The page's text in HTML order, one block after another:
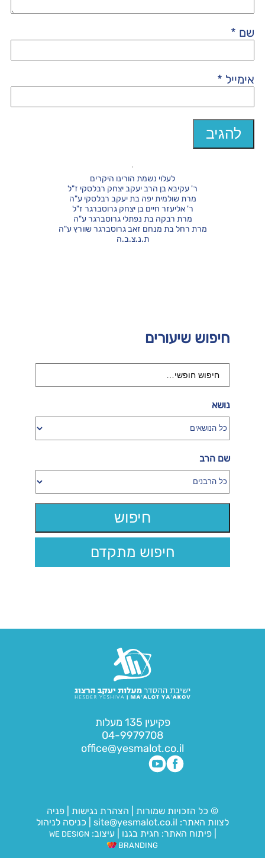
שם *
אימייל *
חיפוש שיעורים
נושא
שם הרב
חיפוש מתקדם
לעלוי נשמת הורינו היקרים
ר' עקיבא בן הרב יעקב יצחק רבלסקי ז"ל
מרת שולמית יפה בת יעקב רבלסקי ע"ה
ר' אליעזר חיים בן יצחק גרוסברגר ז"ל
מרת רבקה בת נפתלי גרוסברגר ע"ה
מרת רחל בת מנחם זאב גרוסברגר שוורץ ע"ה
ת.נ.צ.ב.ה
פקיעין 135 מעלות
04-9979708
office@yesmalot.co.il
© כל הזכויות שמורות הצהרת נגישות
פניה
לצוות האתר: site@yesmalot.co.il
כניסה לניהול
|פיתוח האתר: חגית בגנו עיצוב: WE DESIGN
BRANDING